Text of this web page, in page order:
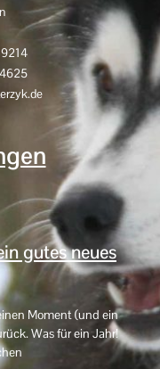
gutes neues
Moment (und ein
Was für ein Jahr!